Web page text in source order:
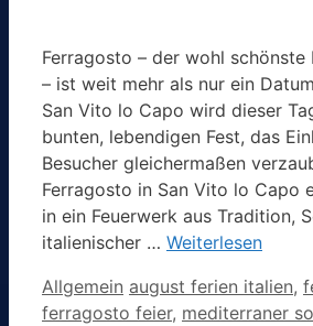
Ferragosto – der wohl schönste
– ist weit mehr als nur ein
San Vito lo Capo wird dieser
bunten, lebendigen Fest, das
Besucher gleichermaßen
Ferragosto in San Vito lo Capo
in ein Feuerwerk aus Tradition,
italienischer … Weiterlesen
Kategorien
Allgemein Schlagwörter
august ferien italien,
ferragosto feier, mediterraner